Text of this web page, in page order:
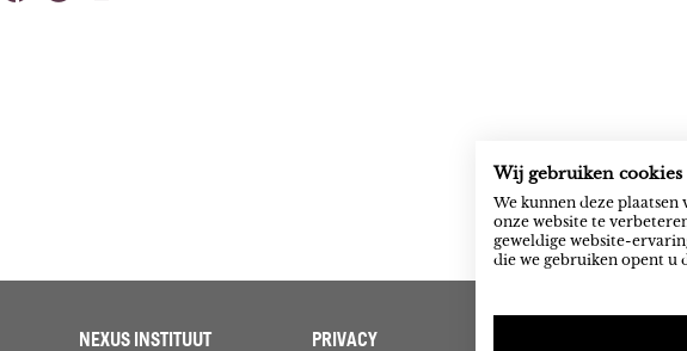
NEXUS INSTITUUT PRIVACY
Wij gebruiken cookies
We kunnen deze plaatsen
onze website te
geweldige website-
die we gebruiken opent u